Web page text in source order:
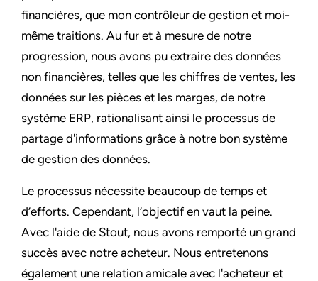
financières, que mon contrôleur de gestion et moi-
même traitions. Au fur et à mesure de notre
progression, nous avons pu extraire des données
non financières, telles que les chiffres de ventes, les
données sur les pièces et les marges, de notre
système ERP, rationalisant ainsi le processus de
partage d'informations grâce à notre bon système
de gestion des données.
Le processus nécessite beaucoup de temps et
d’efforts. Cependant, l’objectif en vaut la peine.
Avec l'aide de Stout, nous avons remporté un grand
succès avec notre acheteur. Nous entretenons
également une relation amicale avec l'acheteur et